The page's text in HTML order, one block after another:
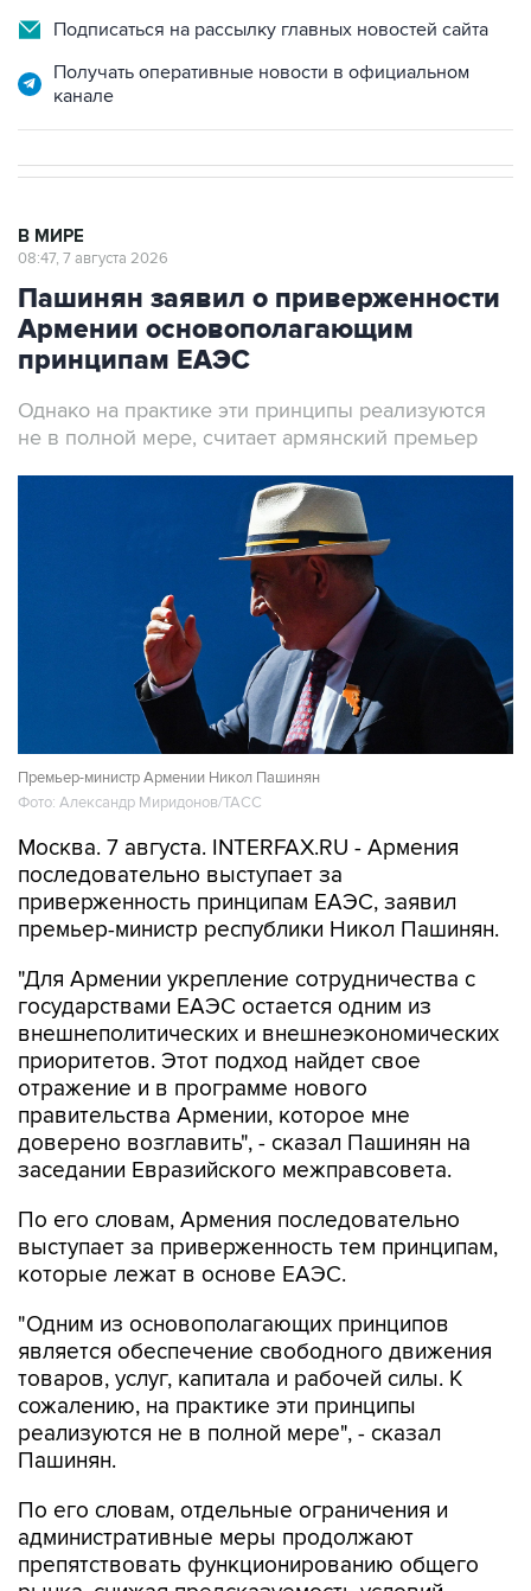
Подписаться на рассылку главных новостей сайта
Получать оперативные новости в официальном
канале
В МИРЕ
08:47, 7 августа 2026
Пашинян заявил о приверженности
Армении основополагающим
принципам ЕАЭС
Однако на практике эти принципы реализуются
не в полной мере, считает армянский премьер
Премьер-министр Армении Никол Пашинян
Фото: Александр Миридонов/ТАСС
Москва. 7 августа. INTERFAX.RU - Армения
последовательно выступает за
приверженность принципам ЕАЭС, заявил
премьер-министр республики Никол Пашинян.
"Для Армении укрепление сотрудничества с
государствами ЕАЭС остается одним из
внешнеполитических и внешнеэкономических
приоритетов. Этот подход найдет свое
отражение и в программе нового
правительства Армении, которое мне
доверено возглавить", - сказал Пашинян на
заседании Евразийского межправсовета.
По его словам, Армения последовательно
выступает за приверженность тем принципам,
которые лежат в основе ЕАЭС.
"Одним из основополагающих принципов
является обеспечение свободного движения
товаров, услуг, капитала и рабочей силы. К
сожалению, на практике эти принципы
реализуются не в полной мере", - сказал
Пашинян.
По его словам, отдельные ограничения и
административные меры продолжают
препятствовать функционированию общего